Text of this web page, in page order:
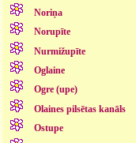
Noriņa
Norupīte
Nurmižupīte
Oglaine
Ogre (upe)
Olaines pilsētas kanāls
Ostupe